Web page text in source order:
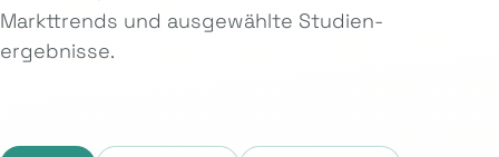
Markttrends und ausgewählte Studien­
ergebnisse.